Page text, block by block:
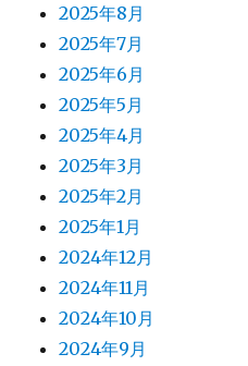
2025年8月
2025年7月
2025年6月
2025年5月
2025年4月
2025年3月
2025年2月
2025年1月
2024年12月
2024年11月
2024年10月
2024年9月